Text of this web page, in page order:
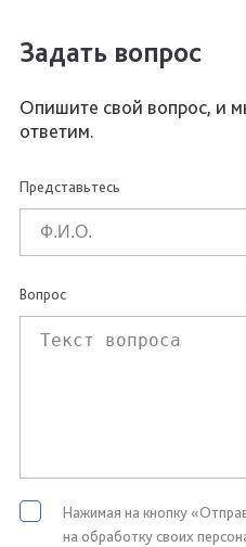
Задать вопрос
Опишите свой вопрос, и
ответим.
Представьтесь
Вопрос
Нажимая на кнопку
на обработку своих